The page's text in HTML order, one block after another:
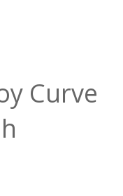
Curve